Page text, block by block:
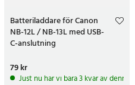
Batteriladdare för Canon
NB-12L / NB-13L med USB-
C-anslutning
Pris:
79 kr
Just nu har vi bara 3 kvar av denna